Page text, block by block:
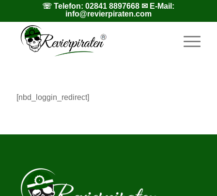
☏ Telefon:02841 8897668 ✉ E-Mail:
info@revierpiraten.com
[nbd_loggin_redirect]